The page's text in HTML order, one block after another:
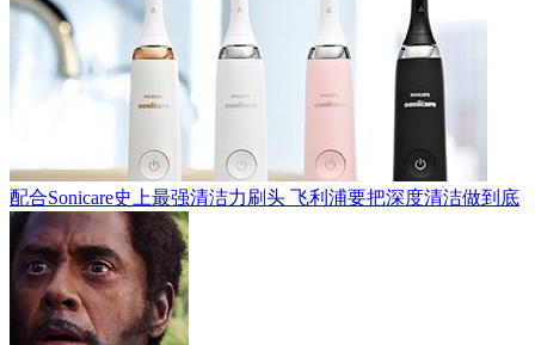
配合Sonicare史上最强清洁力刷头 飞利浦要把深度清洁做到底